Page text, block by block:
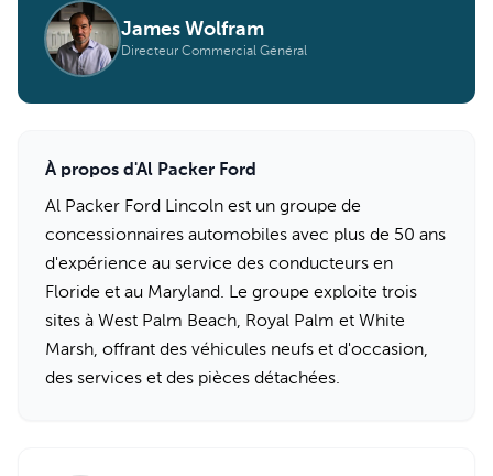
James Wolfram
Directeur Commercial Général
À propos d'Al Packer Ford
Al Packer Ford Lincoln est un groupe de
concessionnaires automobiles avec plus de 50 ans
d'expérience au service des conducteurs en
Floride et au Maryland. Le groupe exploite trois
sites à West Palm Beach, Royal Palm et White
Marsh, offrant des véhicules neufs et d'occasion,
des services et des pièces détachées.